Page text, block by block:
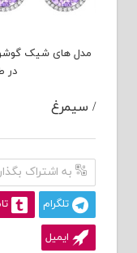
مدل های شیک
در
/ سیمرغ
به اشتراک
تلگرام
ایمیل